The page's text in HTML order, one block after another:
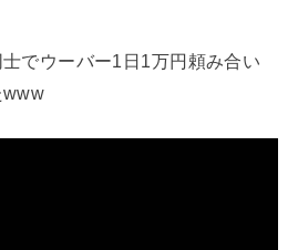
でウーバー1日1万円頼み合い
www